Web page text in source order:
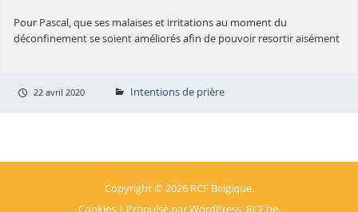
Pour Pascal, que ses malaises et irritations au moment du
déconfinement se soient améliorés afin de pouvoir resortir aisément
22 avril 2020 Intentions de prière
Copyright © 2026 RCF Belgique.
Cookies| Propulsé parWordPress, RCF.be.